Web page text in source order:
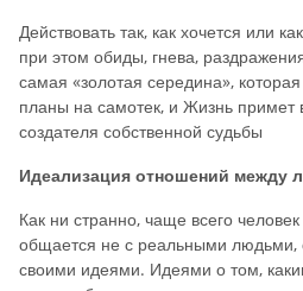
Действовать так, как хочется или
при этом обиды, гнева,
самая «золотая середина»,
планы на самотек, и Жизнь примет
создателя собственной судьбы
Идеализация отношений между
Как ни странно, чаще всего
общается не с реальными
своими идеями. Идеями о том,